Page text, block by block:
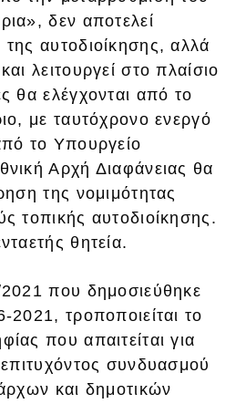
δεν αποτελεί
αυτοδιοίκησης, αλλά
λειτουργεί στο πλαίσιο
θα ελέγχονται από το
με ταυτόχρονο ενεργό
το Υπουργείο
Αρχή Διαφάνειας θα
της νομιμότητας
τοπικής αυτοδιοίκησης.
θητεία.
που δημοσιεύθηκε
τροποποιείται το
που απαιτείται για
συνδυασμού
και δημοτικών